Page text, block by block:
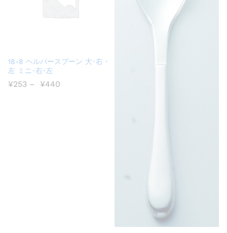
18-8 ヘルパースプーン 大･右・
左 ミニ･右･左
¥253 – ¥440